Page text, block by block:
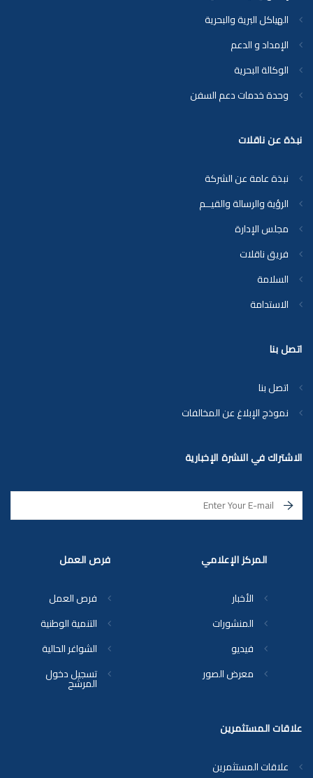
اتصل بنا
اتصل بنا
نموذج الإبلاغ عن المخالفات
الاشتراك في النشرة الإخبارية
فرص العمل
فرص العمل
التنمية الوطنية
الشواغر الحالية
تسجيل دخول
المرشح
المركز الإعلامي
الأخبار
المنشورات
فيديو
معرض الصور
علاقات المستثمرين
علاقات المستثمرين
الهياكل البرية والبحرية
الإمداد و الدعم
الوكالة البحرية
وحدة خدمات دعم السفن
نبذة عن ناقلات
نبذة عامة عن الشركة
الرؤية والرسالة والقيــم
مجلس الإدارة
فريق ناقلات
السلامة
الاستدامة